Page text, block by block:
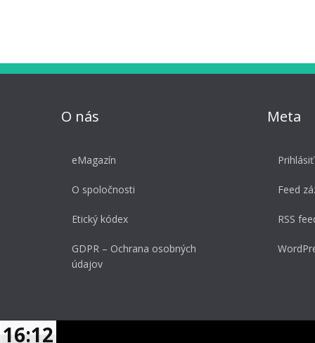
O nás
eMagazín
O spoločnosti
Etický kódex
GDPR – Ochrana osobných
údajov
Meta
Feed
RSS
16:12